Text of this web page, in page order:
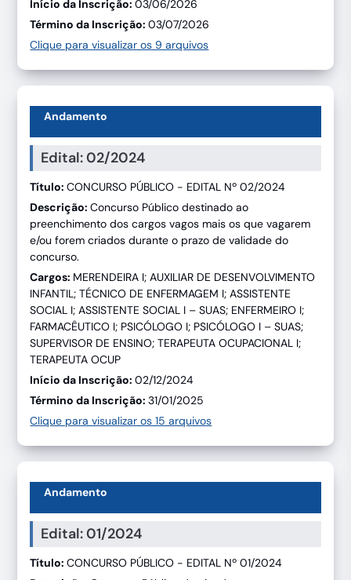
Início da Inscrição:03/06/2026
Término da Inscrição:03/07/2026
Clique para visualizar os 9 arquivos
Andamento
Edital: 02/2024
Título:CONCURSO PÚBLICO - EDITAL Nº 02/2024
Descrição:Concurso Público destinado ao
preenchimento dos cargos vagos mais os que vagarem
e/ou forem criados durante o prazo de validade do
concurso.
Cargos: MERENDEIRA I; AUXILIAR DE DESENVOLVIMENTO
INFANTIL; TÉCNICO DE ENFERMAGEM I; ASSISTENTE
SOCIAL I; ASSISTENTE SOCIAL I – SUAS; ENFERMEIRO I;
FARMACÊUTICO I; PSICÓLOGO I; PSICÓLOGO I – SUAS;
SUPERVISOR DE ENSINO; TERAPEUTA OCUPACIONAL I;
TERAPEUTA OCUP
Início da Inscrição:02/12/2024
Término da Inscrição:31/01/2025
Clique para visualizar os 15 arquivos
Andamento
Edital: 01/2024
Título:CONCURSO PÚBLICO - EDITAL Nº 01/2024